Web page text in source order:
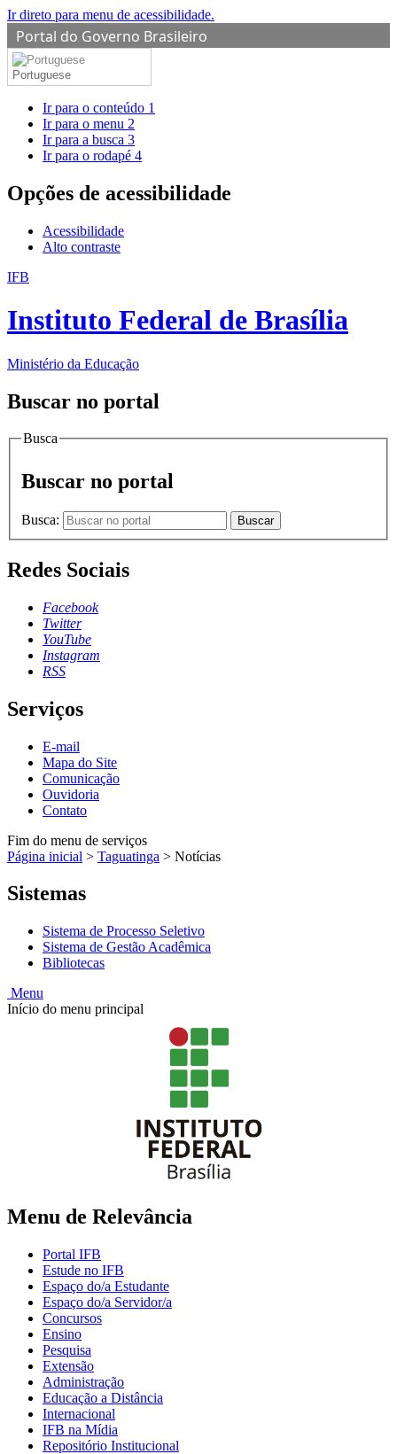
Ir direto para menu de acessibilidade.
Portal do Governo Brasileiro
Portuguese
Ir para o conteúdo 1
Ir para o menu 2
Ir para a busca 3
Ir para o rodapé 4
Opções de acessibilidade
Acessibilidade
Alto contraste
IFB
Instituto Federal de Brasília
Ministério da Educação
Buscar no portal
Busca
Buscar no portal
Busca: Buscar
Redes Sociais
Facebook
Twitter
YouTube
Instagram
RSS
Serviços
E-mail
Mapa do Site
Comunicação
Ouvidoria
Contato
Fim do menu de serviços
Página inicial > Taguatinga > Notícias
Sistemas
Sistema de Processo Seletivo
Sistema de Gestão Acadêmica
Bibliotecas
Menu
Início do menu principal
Menu de Relevância
Portal IFB
Estude no IFB
Espaço do/a Estudante
Espaço do/a Servidor/a
Concursos
Ensino
Pesquisa
Extensão
Administração
Educação a Distância
Internacional
IFB na Mídia
Repositório Institucional